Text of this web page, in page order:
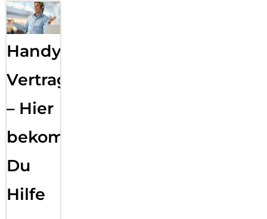
Handy
Vertragsabwicklung
– Hier
bekommst
Du
Hilfe